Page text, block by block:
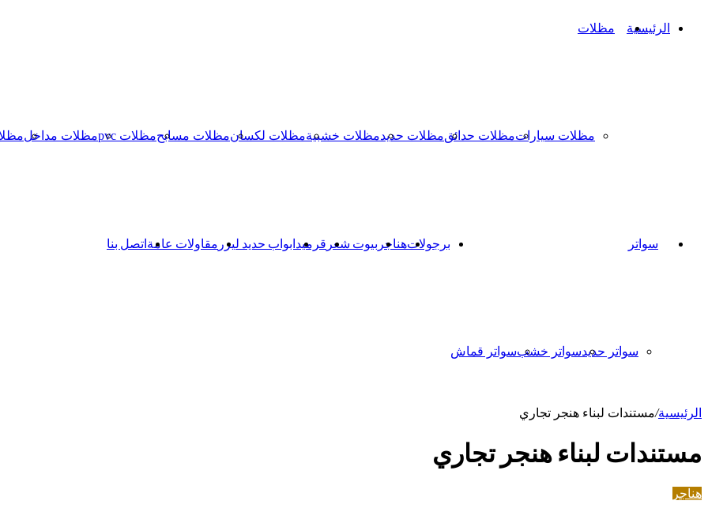
الرئيسية مظلات
مظلات سياراتمظلات حدائقمظلات حديدمظلات خشبيةمظلات لكسانمظلات مسابحمظلات pvc مظلات مداخل
سواتر
سواتر حديدسواتر خشبسواتر قماش
برجولاتهناجر بيوت شعر قرميدابواب حديد ليزر مقاولات عامةاتصل بنا
الرئيسية/مستندات لبناء هنجر تجاري
مستندات لبناء هنجر تجاري
هناجر